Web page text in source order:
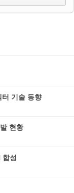
터 기술 동향
현황
합성